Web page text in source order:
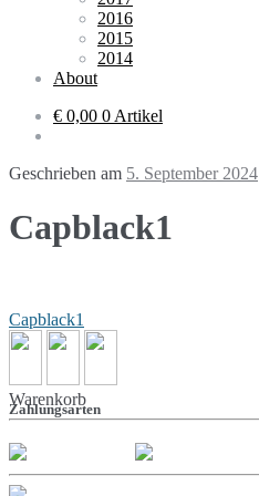
2016
2015
2014
About
€ 0,00 0 Artikel
Geschrieben am 5. September 2024
Capblack1
Beitragsnavigation
Capblack1
Warenkorb
Zahlungsarten